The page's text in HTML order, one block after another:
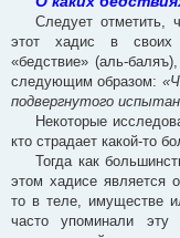
Следует отметить,
этот хадис в своих
«бедствие» (аль-
следующим образом:
подвергнутого
Некоторые
кто страдает какой-то
Тогда как
этом хадисе является
то в теле, имуществе
часто упоминали эту